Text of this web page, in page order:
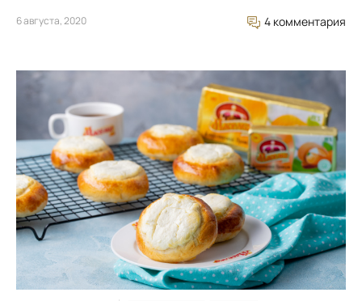
6 августа, 2020 4 комментария